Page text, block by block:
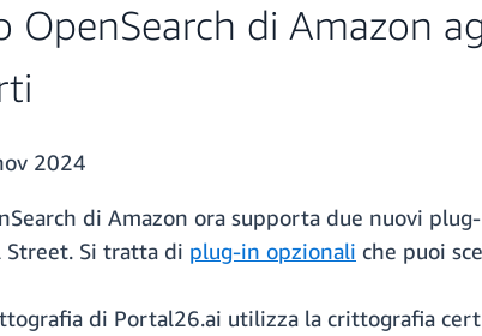
OpenSearch di Amazon
2024
di Amazon ora supporta due nuovi
Street. Si tratta di plug-in opzionali che puoi
di Portal26.ai utilizza la crittografia